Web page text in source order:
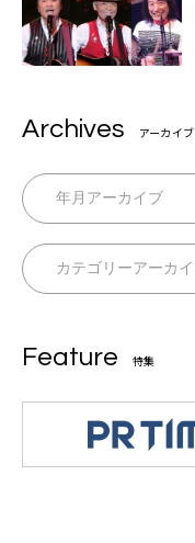
Archives アーカイブ
Feature 特集